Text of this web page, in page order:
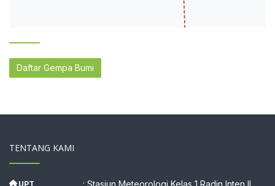
Daftar Gempa Bumi
TENTANG KAMI
UPT
: Stasiun Meteorologi Kelas 1 Radin Inten II